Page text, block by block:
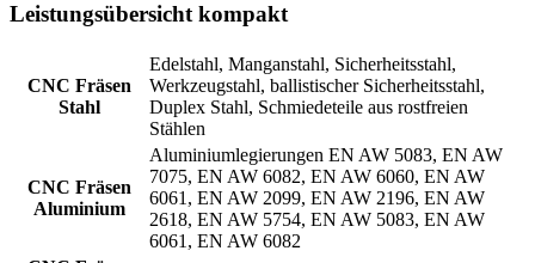
Leistungsübersicht kompakt
CNC Fräsen
Stahl
Edelstahl, Manganstahl, Sicherheitsstahl,
Werkzeugstahl, ballistischer Sicherheitsstahl,
Duplex Stahl, Schmiedeteile aus rostfreien
Stählen
CNC Fräsen
Aluminium
Aluminiumlegierungen EN AW 5083, EN AW
7075, EN AW 6082, EN AW 6060, EN AW
6061, EN AW 2099, EN AW 2196, EN AW
2618, EN AW 5754, EN AW 5083, EN AW
6061, EN AW 6082